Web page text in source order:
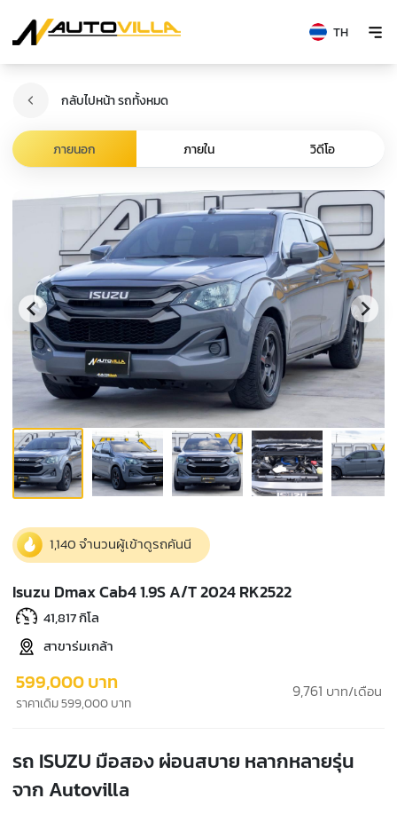
TH
กลับไปหน้า รถทั้งหมด
ภายนอก ภายใน วิดีโอ
1,140 จำนวนผู้เข้าดูรถคันนี
Isuzu Dmax Cab4 1.9S A/T 2024 RK2522
41,817 กิโล
สาขาร่มเกล้า
599,000 บาท
ราคาเดิม 599,000 บาท
9,761 บาท/เดือน
รถ ISUZU มือสอง ผ่อนสบาย หลากหลายรุ่น
จาก Autovilla